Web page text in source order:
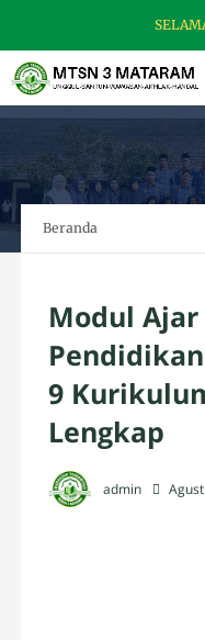
SELAMAT
Beranda
Modul
9
Lengkap
admin